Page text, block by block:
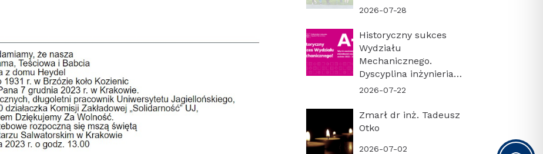
2026-07-28
Historyczny sukces
Wydziału
Mechanicznego.
Dyscyplina inżynieria
mechaniczna z
naukową A+!
2026-07-22
Zmarł dr inż. Tadeusz
Otko
2026-07-02